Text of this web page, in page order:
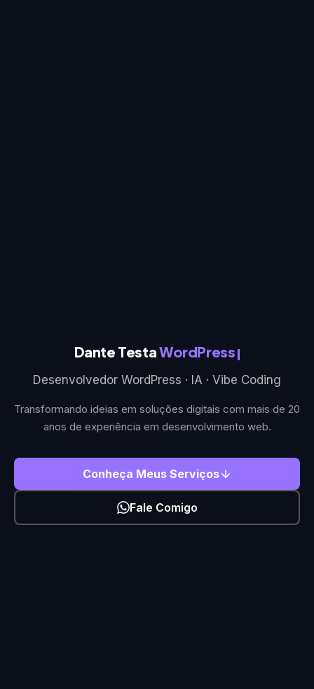
Dante TestaWordPress
Desenvolvedor WordPress · IA · Vibe Coding
Transformando ideias em soluções digitais com mais de 20
anos de experiência em desenvolvimento web.
Conheça Meus Serviços
Fale Comigo